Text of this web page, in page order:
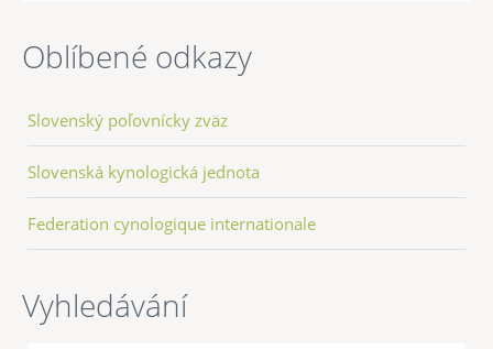
Oblíbené odkazy
Slovenský poľovnícky zväz
Slovenská kynologická jednota
Federation cynologique internationale
Vyhledávání